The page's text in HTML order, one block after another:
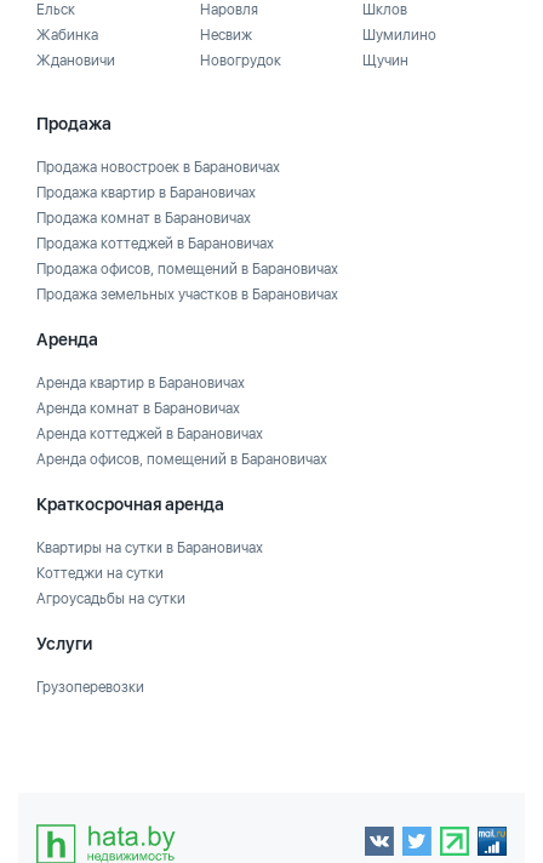
Ельск
Жабинка
Ждановичи
Наровля
Несвиж
Новогрудок
Шклов
Шумилино
Щучин
Продажа
Продажа новостроек в Барановичах
Продажа квартир в Барановичах
Продажа комнат в Барановичах
Продажа коттеджей в Барановичах
Продажа офисов, помещений в Барановичах
Продажа земельных участков в Барановичах
Аренда
Аренда квартир в Барановичах
Аренда комнат в Барановичах
Аренда коттеджей в Барановичах
Аренда офисов, помещений в Барановичах
Краткосрочная аренда
Квартиры на сутки в Барановичах
Коттеджи на сутки
Агроусадьбы на сутки
Услуги
Грузоперевозки